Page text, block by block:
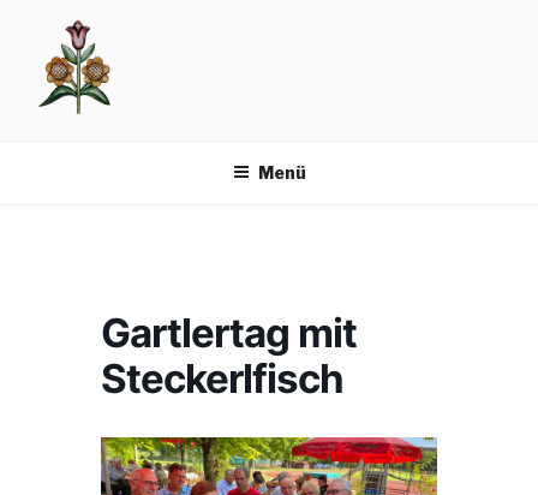
springen
Menü
Gartlertag mit
Steckerlfisch